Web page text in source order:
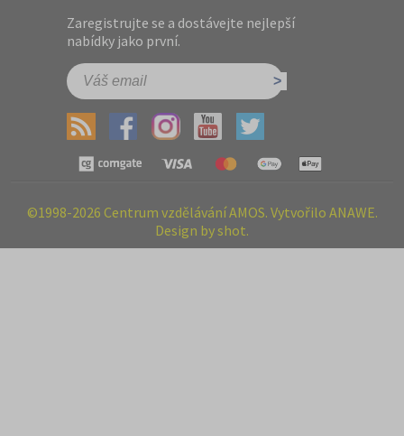
Zaregistrujte se a dostávejte nejlepší
nabídky jako první.
©1998-2026 Centrum vzdělávání AMOS. Vytvořilo ANAWE.
Design by shot.